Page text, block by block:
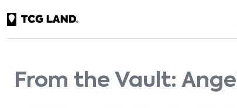
From the Vault: